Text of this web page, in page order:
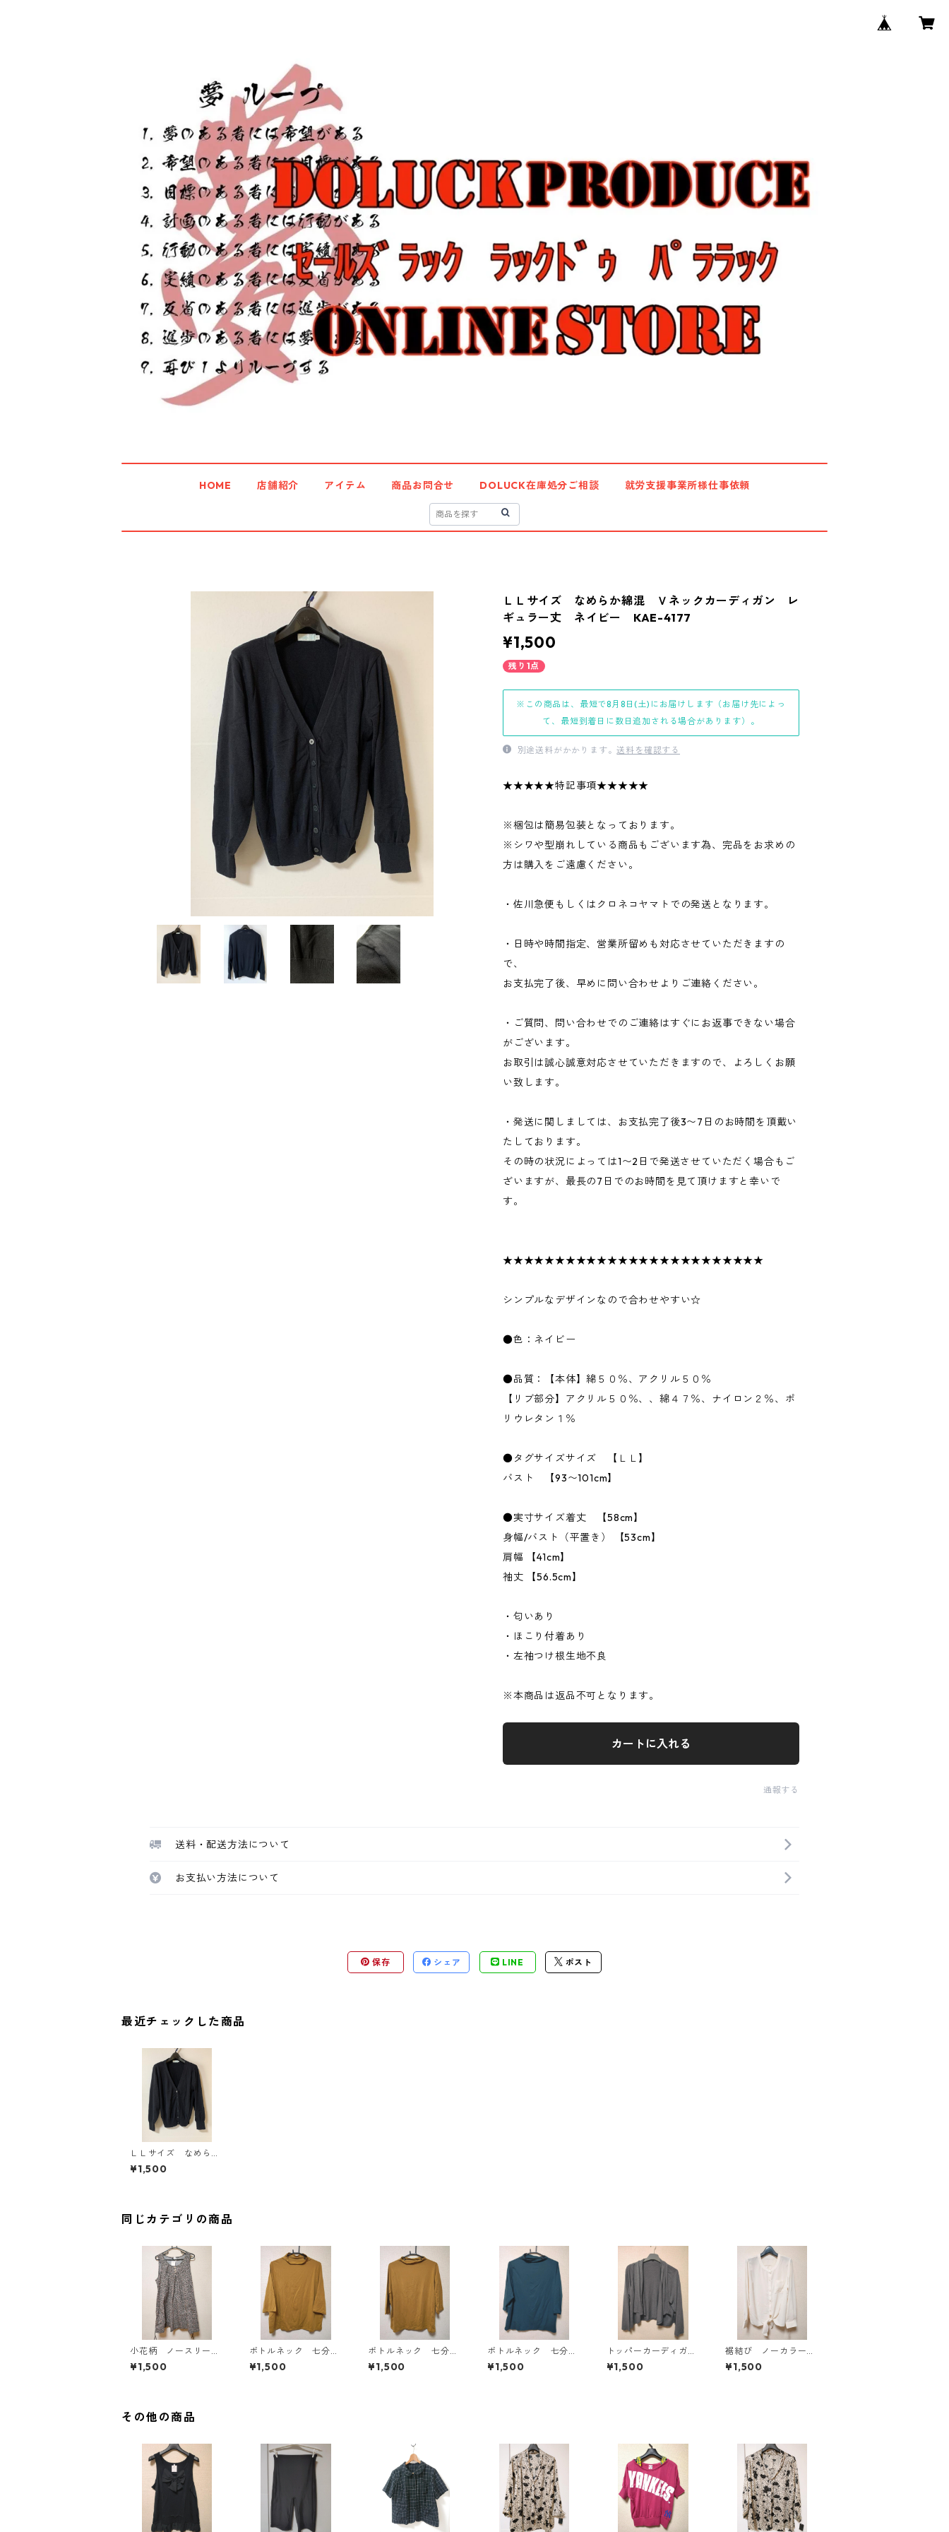
HOME 店舗紹介 アイテム 商品お問合せ DOLUCK在庫処分ご相談 就労支援事業所様仕事依頼
ＬＬサイズ なめらか綿混 Ｖネックカーディガン レ
ギュラー丈 ネイビー KAE-4177
¥1,500
残り1点
※この商品は、最短で8月8日(土)にお届けします（お届け先によっ
て、最短到着日に数日追加される場合があります）。
別途送料がかかります。送料を確認する
★★★★★特記事項★★★★★
※梱包は簡易包装となっております。
※シワや型崩れしている商品もございます為、完品をお求めの
方は購入をご遠慮ください。
・佐川急便もしくはクロネコヤマトでの発送となります。
・日時や時間指定、営業所留めも対応させていただきますの
で、
お支払完了後、早めに問い合わせよりご連絡ください。
・ご質問、問い合わせでのご連絡はすぐにお返事できない場合
がございます。
お取引は誠心誠意対応させていただきますので、よろしくお願
い致します。
・発送に関しましては、お支払完了後3〜7日のお時間を頂戴い
たしております。
その時の状況によっては1〜2日で発送させていただく場合もご
ざいますが、最長の7日でのお時間を見て頂けますと幸いで
す。
★★★★★★★★★★★★★★★★★★★★★★★★★
シンプルなデザインなので合わせやすい☆
●色：ネイビー
●品質：【本体】綿５０％、アクリル５０％
【リブ部分】アクリル５０％、、綿４７％、ナイロン２％、ポ
リウレタン１％
●タグサイズサイズ 【ＬＬ】
バスト 【93〜101cm】
●実寸サイズ着丈 【58cm】
身幅/バスト（平置き） 【53cm】
肩幅 【41cm】
袖丈 【56.5cm】
・匂いあり
・ほこり付着あり
・左袖つけ根生地不良
※本商品は返品不可となります。
カートに入れる
通報する
送料・配送方法について
お支払い方法について
保存 シェア LINE ポスト
最近チェックした商品
ＬＬサイズ なめらか
綿混 Ｖネックカーデ
ィガン レギュラー
¥1,500
同じカテゴリの商品
小花柄 ノースリーブ
ワンピース ４Ｌ ブ
ラック KAE-4819
¥1,500
ボトルネック 七分袖
カットソー ４Ｌ マ
スタード KAE-4818
¥1,500
ボトルネック 七分袖
カットソー ４Ｌ マ
スタード KAE-4816
¥1,500
ボトルネック 七分袖
カットソー ４Ｌ テ
ィールグリーン KAE
¥1,500
トッパーカーディガ
ン ４Ｌ グレー K
AE-4814
¥1,500
裾結び ノーカラーブ
ラウス ３Ｌ アイボ
リー KAE-4813
¥1,500
その他の商品